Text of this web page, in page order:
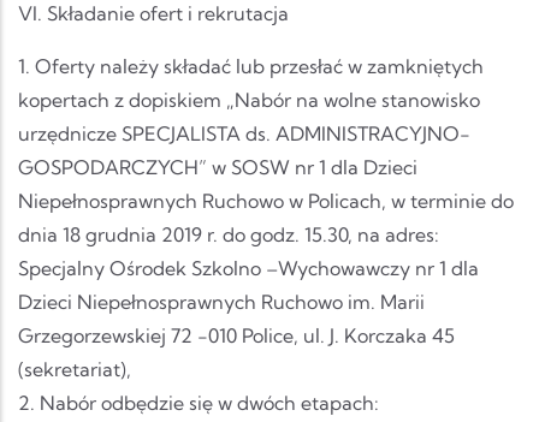
VI. Składanie ofert i rekrutacja
1. Oferty należy składać lub przesłać w zamkniętych
kopertach z dopiskiem „Nabór na wolne stanowisko
urzędnicze SPECJALISTA ds. ADMINISTRACYJNO-
GOSPODARCZYCH” w SOSW nr 1 dla Dzieci
Niepełnosprawnych Ruchowo w Policach, w terminie do
dnia 18 grudnia 2019 r. do godz. 15.30, na adres:
Specjalny Ośrodek Szkolno –Wychowawczy nr 1 dla
Dzieci Niepełnosprawnych Ruchowo im. Marii
Grzegorzewskiej 72 -010 Police, ul. J. Korczaka 45
(sekretariat),
2. Nabór odbędzie się w dwóch etapach: